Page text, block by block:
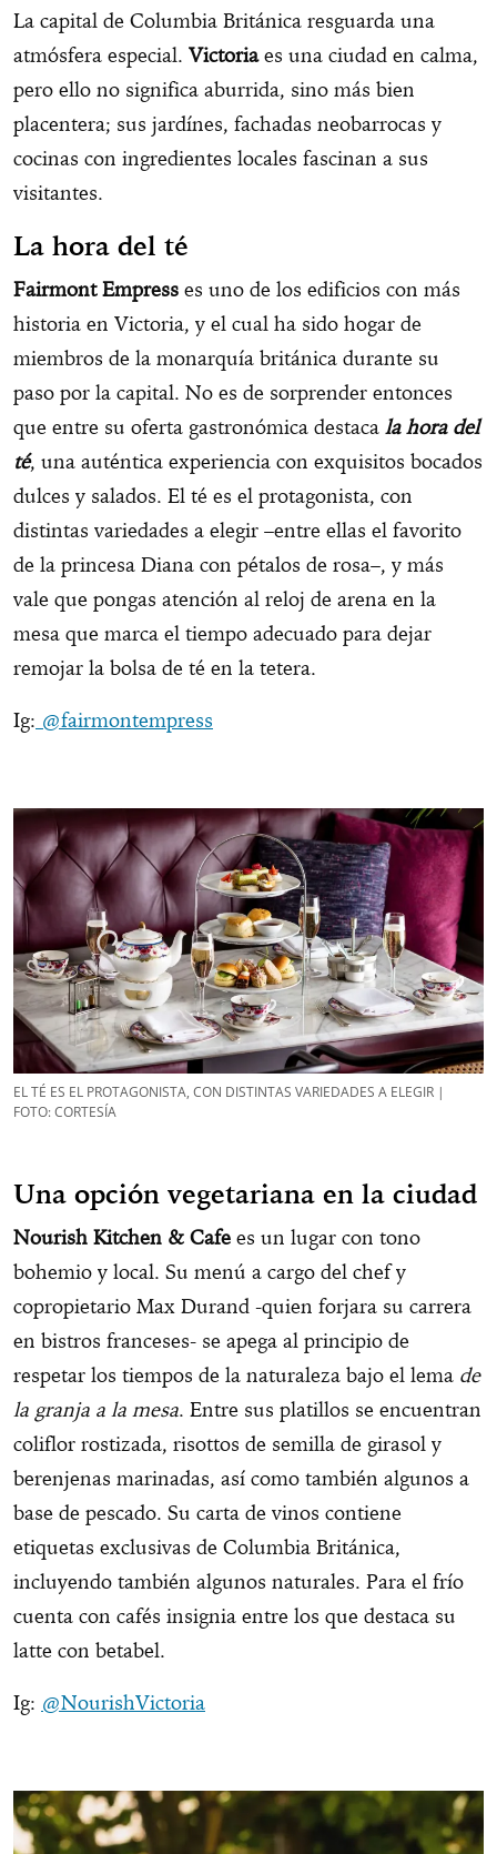
La capital de Columbia Británica resguarda una
atmósfera especial. Victoriaes una ciudad en calma,
pero ello no significa aburrida, sino más bien
placentera; sus jardínes, fachadas neobarrocas y
cocinas con ingredientes locales fascinan a sus
visitantes.
La hora del té
Fairmont Empress es uno de los edificios con más
historia en Victoria, y el cual ha sido hogar de
miembros de la monarquía británica durante su
paso por la capital. No es de sorprender entonces
que entre su oferta gastronómica destaca la hora del
té, una auténtica experiencia con exquisitos bocados
dulces y salados. El té es el protagonista, con
distintas variedades a elegir –entre ellas el favorito
de la princesa Diana con pétalos de rosa–, y más
vale que pongas atención al reloj de arena en la
mesa que marca el tiempo adecuado para dejar
remojar la bolsa de té en la tetera.
Ig: @fairmontempress
EL TÉ ES EL PROTAGONISTA, CON DISTINTAS VARIEDADES A ELEGIR |
FOTO: CORTESÍA
Una opción vegetariana en la ciudad
Nourish Kitchen & Cafe es un lugar con tono
bohemio y local. Su menú a cargo del chef y
copropietario Max Durand -quien forjara su carrera
en bistros franceses- se apega al principio de
respetar los tiempos de la naturaleza bajo el lema de
la granja a la mesa. Entre sus platillos se encuentran
coliflor rostizada, risottos de semilla de girasol y
berenjenas marinadas, así como también algunos a
base de pescado. Su carta de vinos contiene
etiquetas exclusivas de Columbia Británica,
incluyendo también algunos naturales. Para el frío
cuenta con cafés insignia entre los que destaca su
latte con betabel.
Ig: @NourishVictoria